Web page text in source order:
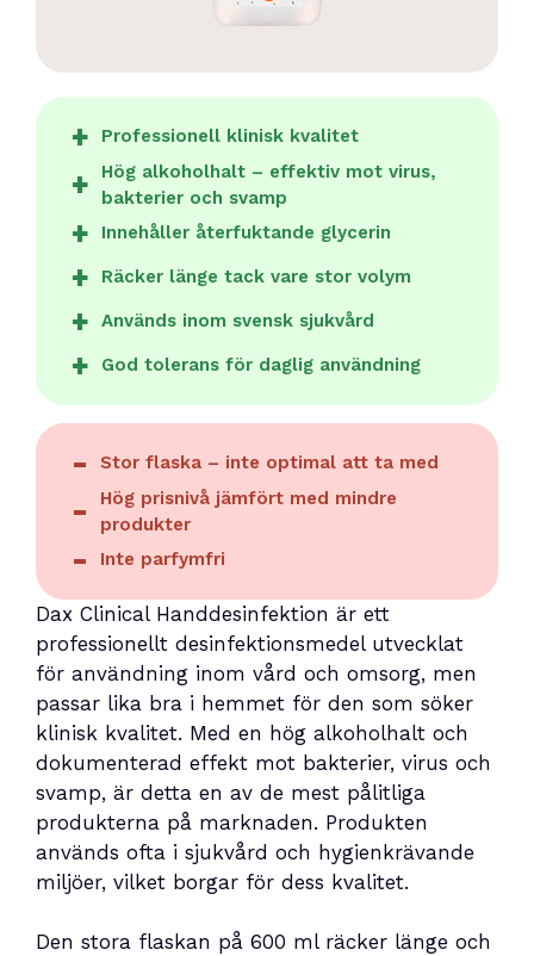
Professionell klinisk kvalitet
Hög alkoholhalt – effektiv mot virus,
bakterier och svamp
Innehåller återfuktande glycerin
Räcker länge tack vare stor volym
Används inom svensk sjukvård
God tolerans för daglig användning
Stor flaska – inte optimal att ta med
Hög prisnivå jämfört med mindre
produkter
Inte parfymfri
Dax Clinical Handdesinfektion är ett
professionellt desinfektionsmedel utvecklat
för användning inom vård och omsorg, men
passar lika bra i hemmet för den som söker
klinisk kvalitet. Med en hög alkoholhalt och
dokumenterad effekt mot bakterier, virus och
svamp, är detta en av de mest pålitliga
produkterna på marknaden. Produkten
används ofta i sjukvård och hygienkrävande
miljöer, vilket borgar för dess kvalitet.
Den stora flaskan på 600 ml räcker länge och